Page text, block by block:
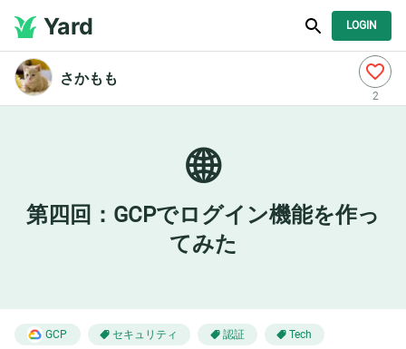
Yard LOGIN
さかもも
2
🌐
第四回：GCPでログイン機能を作っ
てみた
GCP セキュリティ 認証 Tech